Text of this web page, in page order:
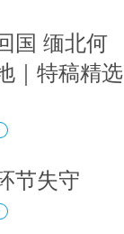
国 缅北何
｜特稿精选
节失守